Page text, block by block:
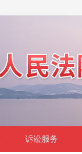
诉讼服务